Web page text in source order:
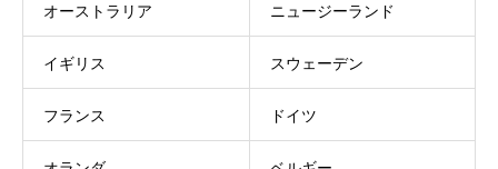
オーストラリア ニュージーランド
イギリス スウェーデン
フランス ドイツ